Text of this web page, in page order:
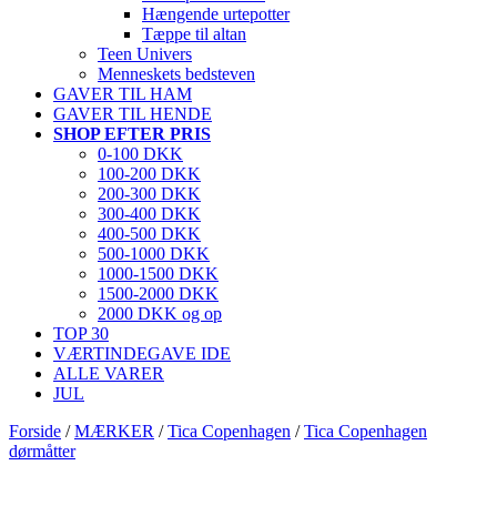
Hængende urtepotter
Tæppe til altan
Teen Univers
Menneskets bedsteven
GAVER TIL HAM
GAVER TIL HENDE
SHOP EFTER PRIS
0-100 DKK
100-200 DKK
200-300 DKK
300-400 DKK
400-500 DKK
500-1000 DKK
1000-1500 DKK
1500-2000 DKK
2000 DKK og op
TOP 30
VÆRTINDEGAVE IDE
ALLE VARER
JUL
Forside /MÆRKER /Tica Copenhagen /Tica Copenhagen
dørmåtter